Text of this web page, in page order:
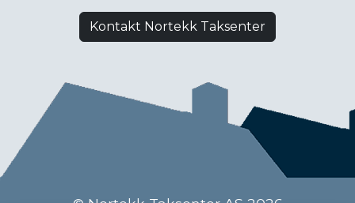
Kontakt Nortekk Taksenter